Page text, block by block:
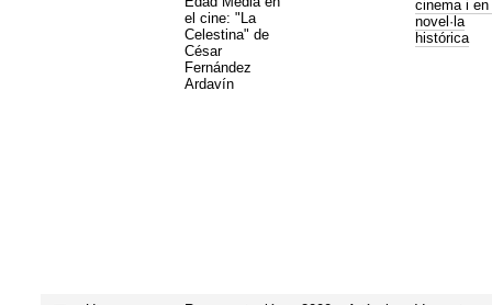
el cine: "La
Celestina" de
César
Fernández
Ardavín
cinema i en
novel·la
histórica